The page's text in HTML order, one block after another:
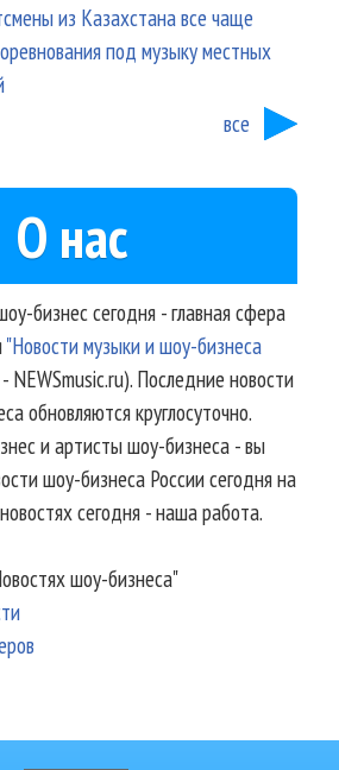
из Казахстана все чаще
под музыку местных
все
О нас
бизнес сегодня - главная сфера
"Новости музыки и шоу-бизнеса
NEWSmusic.ru). Последние новости
обновляются круглосуточно.
и артисты шоу-бизнеса - вы
шоу-бизнеса России сегодня на
сегодня - наша работа.
шоу-бизнеса"